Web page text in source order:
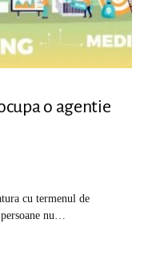
o agentie
cu termenul de
nu…